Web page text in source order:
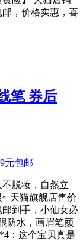
邮，价格实惠，喜
笔 券后
脱妆，自然立
天猫旗舰店售价
邮到手，小仙女必
防水，画眉笔颜
：这个宝贝真是